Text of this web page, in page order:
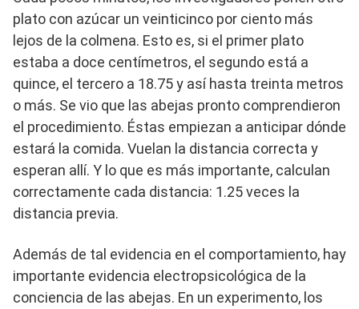
plato con azúcar un veinticinco por ciento más
lejos de la colmena. Esto es, si el primer plato
estaba a doce centímetros, el segundo está a
quince, el tercero a 18.75 y así hasta treinta metros
o más. Se vio que las abejas pronto comprendieron
el procedimiento. Éstas empiezan a anticipar dónde
estará la comida. Vuelan la distancia correcta y
esperan allí. Y lo que es más importante, calculan
correctamente cada distancia: 1.25 veces la
distancia previa.
Además de tal evidencia en el comportamiento, hay
importante evidencia electropsicológica de la
conciencia de las abejas. En un experimento, los